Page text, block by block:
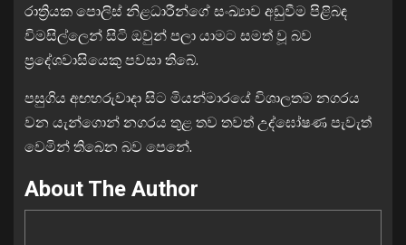
රාත්‍රියක පොලිස් නිළධාරීන්ගේ සංඛ්‍යාව අඩුවීම පිළිබඳ
විමසිල්ලෙන් සිටි ඔවුන් පලා යාමට සමත් වූ බව
ප්‍රදේශවාසියෙකු පවසා තිබේ.
පසුගිය අඟහරුවාදා සිට මියන්මාරයේ විශාලතම නගරය
වන යැන්⁣ගොන් නගරය තුළ තව තවත් උද්ඝෝෂණ පැවැත්
වෙමින් තිබෙන බව පෙනේ.
About The Author